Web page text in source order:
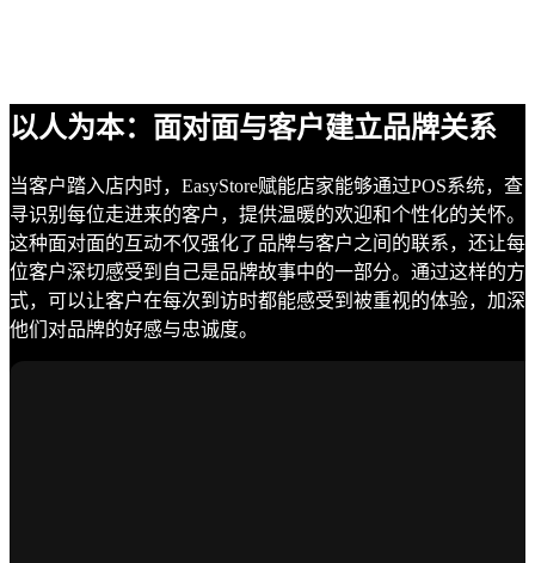
以人为本：面对面与客户建立品牌关系
当客户踏入店内时，EasyStore赋能店家能够通过POS系统，查
寻识别每位走进来的客户，提供温暖的欢迎和个性化的关怀。
这种面对面的互动不仅强化了品牌与客户之间的联系，还让每
位客户深切感受到自己是品牌故事中的一部分。通过这样的方
式，可以让客户在每次到访时都能感受到被重视的体验，加深
他们对品牌的好感与忠诚度。